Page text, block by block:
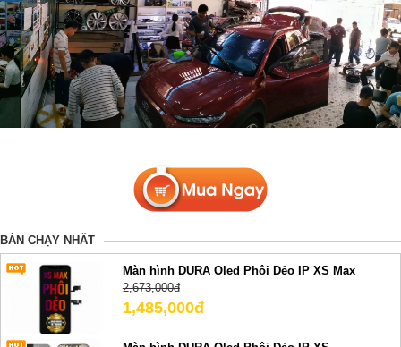
BÁN CHẠY NHẤT
Màn hình DURA Oled Phôi Dẻo IP XS Max
2,673,000đ
1,485,000đ